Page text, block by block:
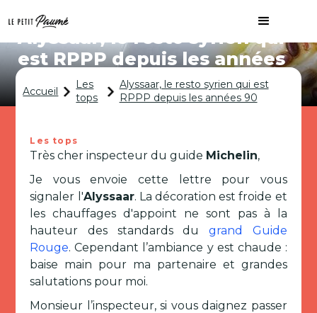
Alyssaar, le resto syrien qui
est RPPP depuis les années
Accueil
Les
tops
Alyssaar, le resto syrien qui est
RPPP depuis les années 90
Les tops
Très cher inspecteur du guide Michelin,
Je vous envoie cette lettre pour vous
signaler l'Alyssaar. La décoration est froide et
les chauffages d'appoint ne sont pas à la
hauteur des standards du grand Guide
Rouge. Cependant l’ambiance y est chaude :
baise main pour ma partenaire et grandes
salutations pour moi.
Monsieur l’inspecteur, si vous daignez passer